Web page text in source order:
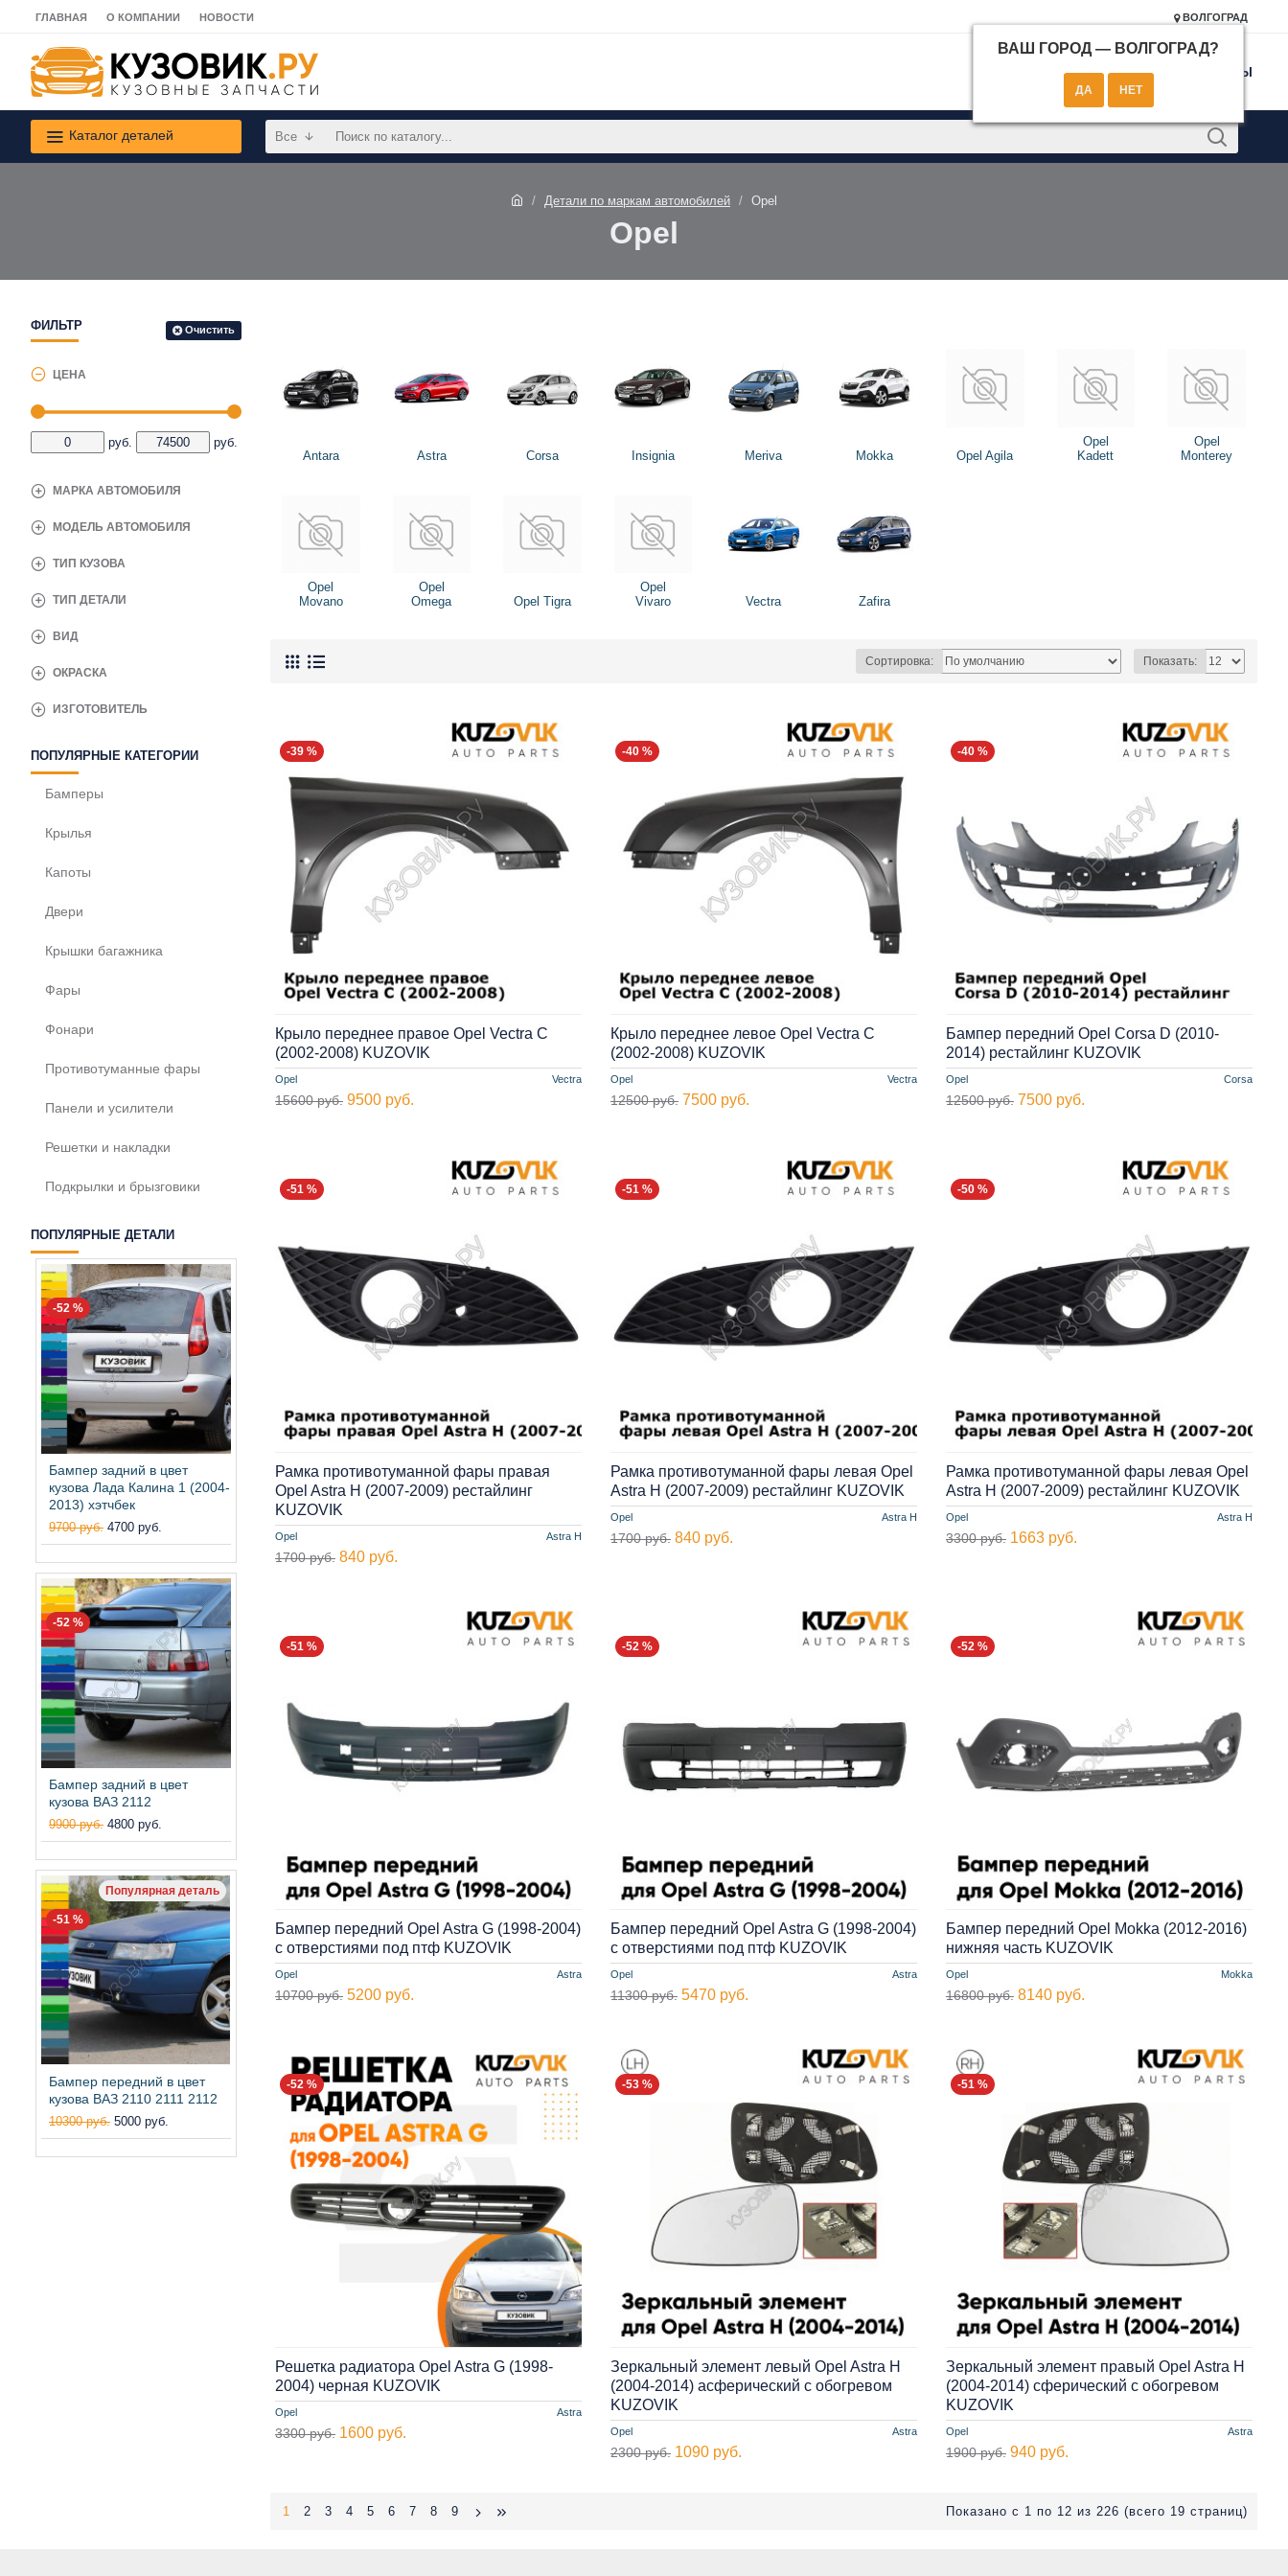
ГЛАВНАЯ О КОМПАНИИ НОВОСТИ ВОЛГОГРАД
ВАШ ГОРОД — ВОЛГОГРАД?
КОНТАКТЫ
Каталог деталей Все
Детали по маркам автомобилей Opel
Opel
ФИЛЬТР Очистить
ЦЕНА
руб. руб.
МАРКА АВТОМОБИЛЯ
ВИД
ИЗГОТОВИТЕЛЬ
МОДЕЛЬ АВТОМОБИЛЯ
ОКРАСКА
ТИП ДЕТАЛИ
ТИП КУЗОВА
ПОПУЛЯРНЫЕ КАТЕГОРИИ
Бамперы
Крылья
Капоты
Двери
Крышки багажника
Фары
Фонари
Противотуманные фары
Панели и усилители
Решетки и накладки
Подкрылки и брызговики
ПОПУЛЯРНЫЕ ДЕТАЛИ
-52 %
Бампер задний в цвет
кузова Лада Калина 1 (2004-
2013) хэтчбек
9700 руб. 4700 руб.
-52 %
Бампер задний в цвет
кузова ВАЗ 2112
9900 руб. 4800 руб.
Популярная деталь
-51 %
Бампер передний в цвет
кузова ВАЗ 2110 2111 2112
10300 руб. 5000 руб.
Antara Astra Corsa Insignia Meriva Mokka Opel Agila
Opel
Kadett
Opel
Monterey
Opel
Movano
Opel
Omega
Opel Tigra
Opel
Vivaro
Vectra Zafira
Сортировка: Показать:
-39 %
Opel Vectra
Крыло переднее правое Opel Vectra С
(2002-2008) KUZOVIK
15600 руб. 9500 руб.
-40 %
Opel Vectra
Крыло переднее левое Opel Vectra С
(2002-2008) KUZOVIK
12500 руб. 7500 руб.
-40 %
Opel Corsa
Бампер передний Opel Corsa D (2010-
2014) рестайлинг KUZOVIK
12500 руб. 7500 руб.
-51 %
Opel Astra H
Рамка противотуманной фары правая
Opel Astra H (2007-2009) рестайлинг
KUZOVIK
1700 руб. 840 руб.
-51 %
Opel Astra H
Рамка противотуманной фары левая Opel
Astra H (2007-2009) рестайлинг KUZOVIK
1700 руб. 840 руб.
-50 %
Opel Astra H
Рамка противотуманной фары левая Opel
Astra H (2007-2009) рестайлинг KUZOVIK
3300 руб. 1663 руб.
-51 %
Opel Astra
Бампер передний Opel Astra G (1998-2004)
c отверстиями под птф KUZOVIK
10700 руб. 5200 руб.
-52 %
Opel Astra
Бампер передний Opel Astra G (1998-2004)
c отверстиями под птф KUZOVIK
11300 руб. 5470 руб.
-52 %
Opel Mokka
Бампер передний Opel Mokka (2012-2016)
нижняя часть KUZOVIK
16800 руб. 8140 руб.
-52 %
Opel Astra
Решетка радиатора Opel Astra G (1998-
2004) черная KUZOVIK
3300 руб. 1600 руб.
-53 %
Opel Astra
Зеркальный элемент левый Opel Astra H
(2004-2014) асферический с обогревом
KUZOVIK
2300 руб. 1090 руб.
-51 %
Opel Astra
Зеркальный элемент правый Opel Astra H
(2004-2014) сферический с обогревом
KUZOVIK
1900 руб. 940 руб.
1 2 3 4 5 6 7 8 9 Показано с 1 по 12 из 226 (всего 19 страниц)